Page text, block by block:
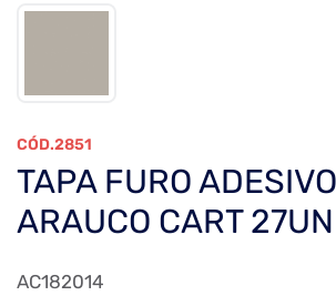
2851
TAPA FURO
ARAUCO CART 27UN
AC182014